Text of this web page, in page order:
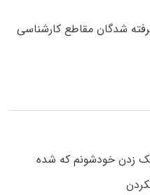
شدگان مقاطع کارشناسی
زدن خودشونم که شده